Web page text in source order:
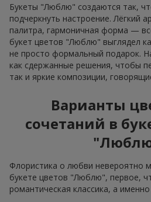
Букеты "Люблю" создаются так,
подчеркнуть настроение. Лёгкий
палитра, гармоничная форма —
букет цветов "Люблю" выглядел
не просто формальный подарок.
как сдержанные решения, чтобы
так и яркие композиции,
Варианты
сочетаний в
Флористика о любви невероятно
букете цветов "Люблю", первое,
романтическая классика, а именно